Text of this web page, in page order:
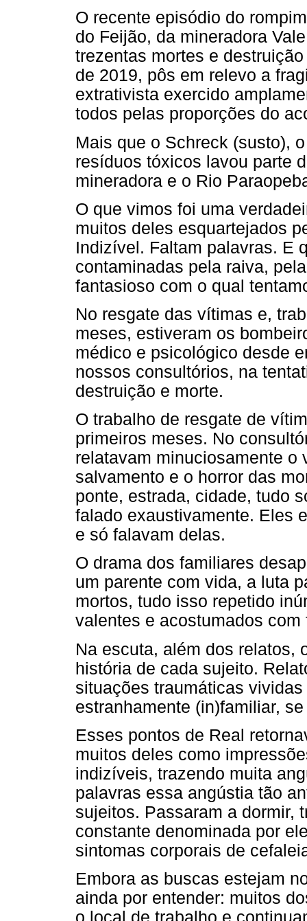
O recente episódio do
do Feijão, da mineradora
trezentas mortes e
de 2019, pôs em relevo a
extrativista exercido
todos pelas proporções do
Mais que o Schreck (susto),
resíduos tóxicos lavou parte
mineradora e o Rio
O que vimos foi uma
muitos deles esquartejados
Indizível. Faltam palavras. E
contaminadas pela raiva,
fantasioso com o qual
No resgate das vítimas e,
meses, estiveram os
médico e psicológico desde
nossos consultórios, na
destruição e morte.
O trabalho de resgate de
primeiros meses. No
relatavam minuciosamente o
salvamento e o horror das
ponte, estrada, cidade, tudo
falado exaustivamente. Eles
e só falavam delas.
O drama dos familiares
um parente com vida, a luta
mortos, tudo isso repetido
valentes e acostumados
Na escuta, além dos relatos,
história de cada sujeito.
situações traumáticas
estranhamente (in)familiar,
Esses pontos de Real
muitos deles como
indizíveis, trazendo muita
palavras essa angústia tão
sujeitos. Passaram a dormir,
constante denominada por
sintomas corporais de
Embora as buscas estejam
ainda por entender: muitos
o local de trabalho e